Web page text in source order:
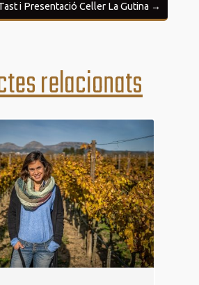
i Presentació Celler La Gutina →
relacionats